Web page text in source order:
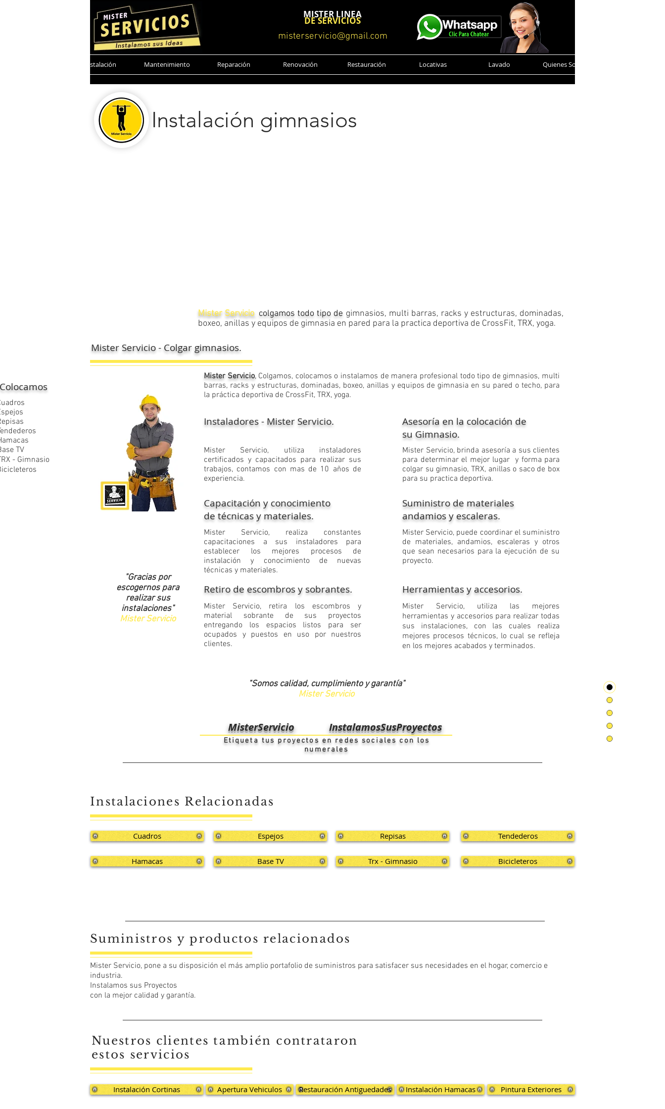
MISTER LINEA
DE SERVICIOS
misterservicio@gmail.com
Instalación Mantenimiento Reparación Renovación Restauración Locativas Lavado Quienes Somos
Instalación gimnasios
Colocamos
TV
- Gimnasio
s
Mister Servicio - Colgar gimnasios.
Mister Servicio, Colgamos, colocamos o instalamos de manera profesional todo tipo de gimnasios, multi
barras, racks y estructuras, dominadas, boxeo, anillas y equipos de gimnasia en su pared o techo, para
la práctica deportiva de CrossFit, TRX, yoga.
Instaladores - Mister Servicio.
​Mister Servicio, utiliza instaladores
certificados y capacitados para realizar sus
trabajos, contamos con mas de 10 años de
experiencia.
Capacitación y conocimiento
de técnicas y materiales.
Asesoría en la colocación de
su Gimnasio.
​Mister Servicio, brinda asesoría a sus clientes
para determinar el mejor lugar y forma para
colgar su gimnasio, TRX, anillas o saco de box
para su practica deportiva.
Suministro de materiales
andamios y escaleras.
"Gracias por
escogernos para
realizar sus
instalaciones"
Mister Servicio
​Mister Servicio, realiza constantes
capacitaciones a sus instaladores para
establecer los mejores procesos de
instalación y conocimiento de nuevas
técnicas y materiales.
Retiro de escombros y sobrantes.
​Mister Servicio, retira los escombros y
material sobrante de sus proyectos
entregando los espacios listos para ser
ocupados y puestos en uso por nuestros
clientes.
Mister Servicio, puede coordinar el suministro
de materiales, andamios, escaleras y otros
que sean necesarios para la ejecución de su
proyecto.
Herramientas y accesorios.
Mister Servicio, utiliza las mejores
herramientas y accesorios para realizar todas
sus instalaciones, con las cuales realiza
mejores procesos técnicos, lo cual se refleja
en los mejores acabados y terminados.
"Somos calidad, cumplimiento ygarantía"
Mister Servicio
​Mister Servicio, colgamos todo tipo de gimnasios, multi barras, racks y estructuras, dominadas,
boxeo, anillas y equipos de gimnasia en pared para la practica deportiva de CrossFit, TRX, yoga.
MisterServicio InstalamosSusProyectos
Etiqueta tus proyectos en redes sociales con los
numerales
Instalaciones Relacionadas
Cuadros
Hamacas
Espejos
Base TV
Repisas
Trx - Gimnasio
Tendederos
Bicicleteros
Suministros y productos relacionados
Mister Servicio, pone a su disposición el más amplio portafolio de suministros para satisfacer sus necesidades en el hogar, comercio e
industria.
Instalamos sus Proyectos
con la mejor calidad y garantía.
Nuestros clientes también contrataron
estos servicios
Instalación Cortinas Apertura Vehiculos Restauración Antiguedades Instalación Hamacas Pintura Exteriores